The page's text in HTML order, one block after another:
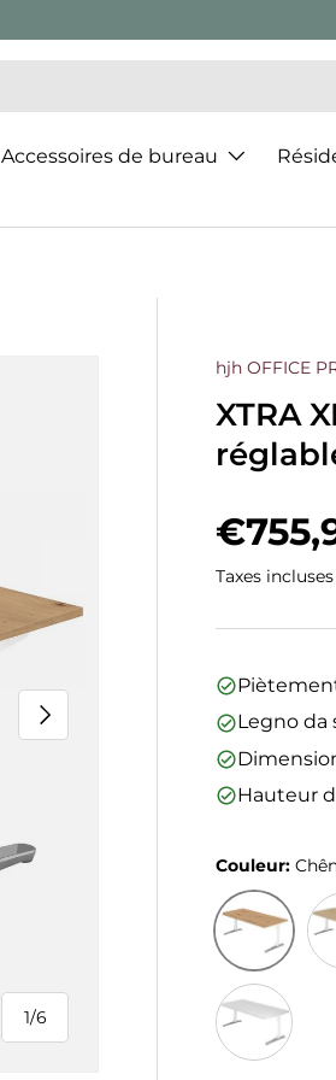
Accessoires de bureau
1/
de
6
Suivant
hjh OFFICE
XTRA
Prix
Taxes
Legno da
Hauteur
Couleur:
Chênes